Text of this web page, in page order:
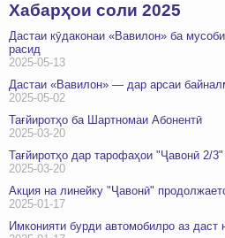
Хабарҳои соли 2025
Дастаи кӯдаконаи «Вавилон» ба
расид
2025-05-13
Дастаи «Вавилон» — дар арсаи
2025-05-02
Тағйиротҳо ба Шартномаи Абонентӣ
2025-03-20
Тағйиротҳо дар тарофаҳои "Ҷавонӣ 2/3"
2025-03-20
Акция на линейку "Ҷавонӣ"
2025-01-17
Имконияти бурди автомобилро аз даст